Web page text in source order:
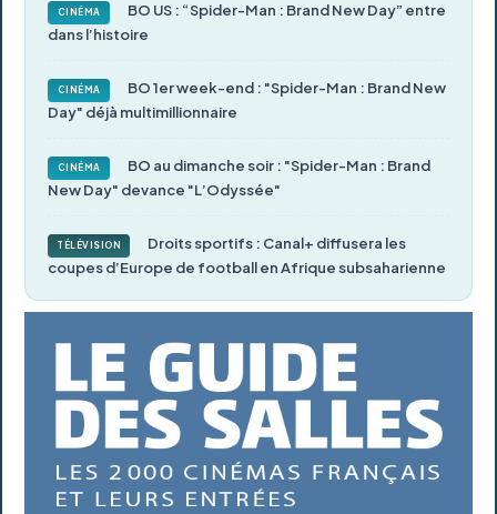
CINÉMA
BO US : “Spider-Man : Brand New Day” entre
dans l’histoire
CINÉMA
BO 1er week-end : "Spider-Man : Brand New
Day" déjà multimillionnaire
CINÉMA
BO au dimanche soir : "Spider-Man : Brand
New Day" devance "L’Odyssée"
TÉLÉVISION
Droits sportifs : Canal+ diffusera les
coupes d’Europe de football en Afrique subsaharienne